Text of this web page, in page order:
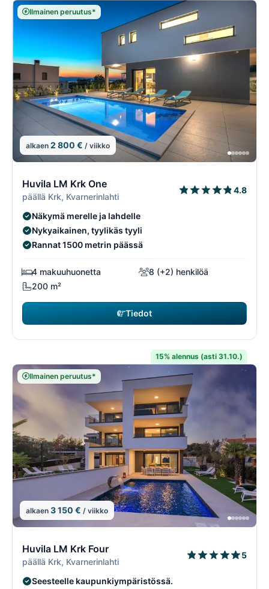
Ilmainen peruutus*
alkaen 2 800 € / viikko
Huvila LM Krk One
päällä Krk, Kvarnerinlahti
4.8
Näkymä merelle ja lahdelle
Nykyaikainen, tyylikäs tyyli
Rannat 1500 metrin päässä
4 makuuhuonetta
8 (+2) henkilöä
200 m²
Tiedot
15% alennus (asti 31.10.)
Ilmainen peruutus*
alkaen 3 150 € / viikko
Huvila LM Krk Four
päällä Krk, Kvarnerinlahti
5
Seesteelle kaupunkiympäristössä.